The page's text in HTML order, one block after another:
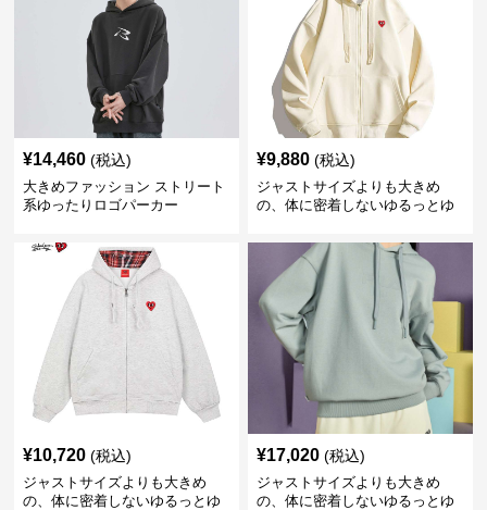
¥14,460 (税込)
大きめファッション ストリート
系ゆったりロゴパーカー
¥9,880 (税込)
ジャストサイズよりも大きめ
の、体に密着しないゆるっとゆ
ゆったりハッピーハート ジップ
アップパーカー
¥10,720 (税込)
ジャストサイズよりも大きめ
の、体に密着しないゆるっとゆ
¥17,020 (税込)
ジャストサイズよりも大きめ
の、体に密着しないゆるっとゆ